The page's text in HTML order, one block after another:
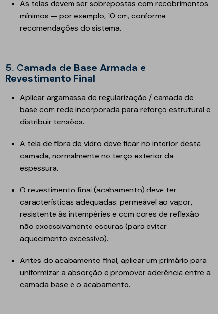
As telas devem ser sobrepostas com recobrimentos
mínimos — por exemplo, 10 cm, conforme
recomendações do sistema.
5. Camada de Base Armada e
Revestimento Final
Aplicar argamassa de regularização / camada de
base com rede incorporada para reforço estrutural e
distribuir tensões.
A tela de fibra de vidro deve ficar no interior desta
camada, normalmente no terço exterior da
espessura.
O revestimento final (acabamento) deve ter
características adequadas: permeável ao vapor,
resistente às intempéries e com cores de reflexão
não excessivamente escuras (para evitar
aquecimento excessivo).
Antes do acabamento final, aplicar um primário para
uniformizar a absorção e promover aderência entre a
camada base e o acabamento.